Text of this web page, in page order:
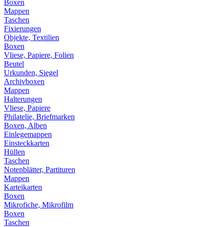
Boxen
Mappen
Taschen
Fixierungen
Objekte, Textilien
Boxen
Vliese, Papiere, Folien
Beutel
Urkunden, Siegel
Archivboxen
Mappen
Halterungen
Vliese, Papiere
Philatelie, Briefmarken
Boxen, Alben
Einlegemappen
Einsteckkarten
Hüllen
Taschen
Notenblätter, Partituren
Mappen
Karteikarten
Boxen
Mikrofiche, Mikrofilm
Boxen
Taschen